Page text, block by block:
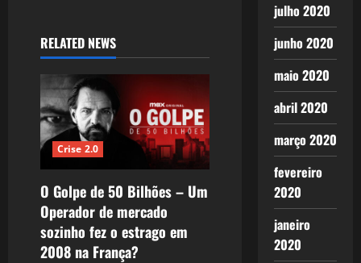
RELATED NEWS
Crise 2.0
O Golpe de 50 Bilhões – Um
Operador de mercado
sozinho fez o estrago em
2008 na França?
julho 2020
junho 2020
maio 2020
abril 2020
março 2020
fevereiro
2020
janeiro
2020